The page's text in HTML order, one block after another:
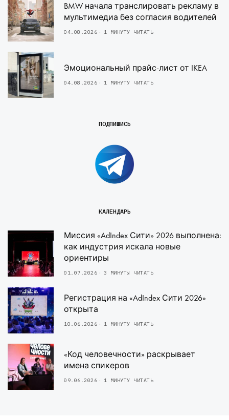
BMW начала транслировать рекламу в
мультимедиа без согласия водителей
04.08.2026 1 МИНУТУ ЧИТАТЬ
Эмоциональный прайс-лист от IKEA
04.08.2026 1 МИНУТУ ЧИТАТЬ
ПОДПИШИСЬ
КАЛЕНДАРЬ
Миссия «AdIndex Сити» 2026 выполнена:
как индустрия искала новые
ориентиры
01.07.2026 3 МИНУТЫ ЧИТАТЬ
Регистрация на «AdIndex Сити 2026»
открыта
10.06.2026 1 МИНУТУ ЧИТАТЬ
«Код человечности» раскрывает
имена спикеров
09.06.2026 1 МИНУТУ ЧИТАТЬ